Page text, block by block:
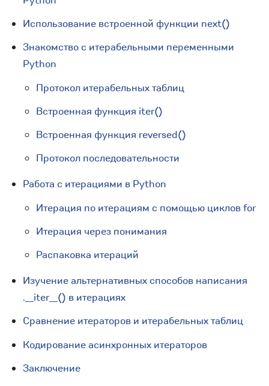
Использование встроенной функции next()
Знакомство с итерабельными переменными
Python
Протокол итерабельных таблиц
Встроенная функция iter()
Встроенная функция reversed()
Протокол последовательности
Работа с итерациями в Python
Итерация по итерациям с помощью циклов for
Итерация через понимания
Распаковка итераций
Изучение альтернативных способов написания
.__iter__() в итерациях
Сравнение итераторов и итерабельных таблиц
Кодирование асинхронных итераторов
Заключение